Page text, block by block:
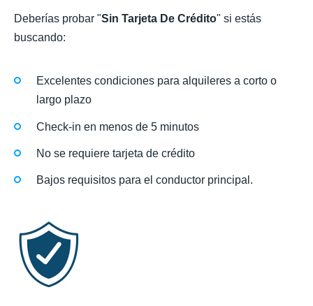
Deberías probar "Sin Tarjeta De Crédito" si estás
buscando:
Excelentes condiciones para alquileres a corto o
largo plazo
Check-in en menos de 5 minutos
No se requiere tarjeta de crédito
Bajos requisitos para el conductor principal.